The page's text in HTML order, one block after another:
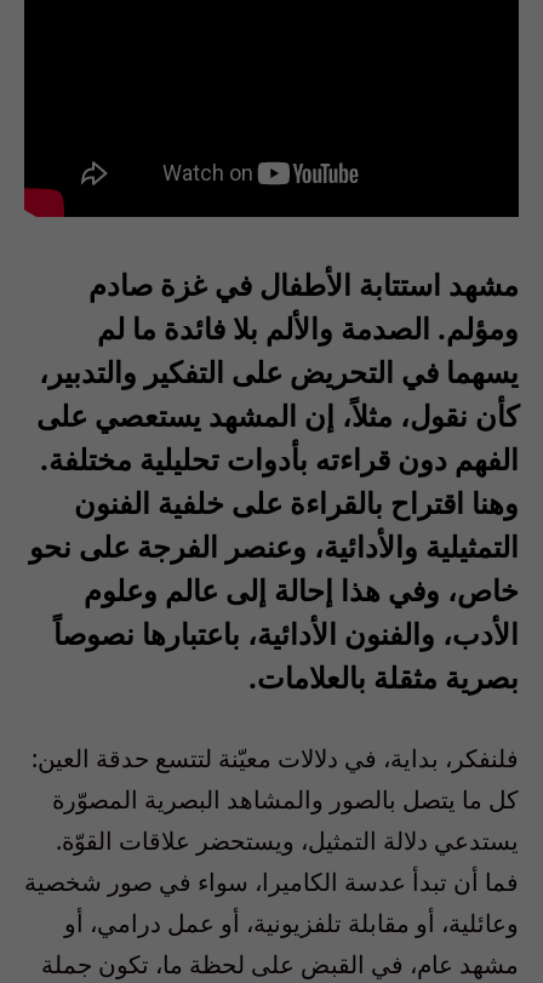
مشهد استتابة الأطفال في غزة صادم
ومؤلم. الصدمة والألم بلا فائدة ما لم
يسهما في التحريض على التفكير والتدبير،
كأن نقول، مثلاً، إن المشهد يستعصي على
الفهم دون قراءته بأدوات تحليلية مختلفة.
وهنا اقتراح بالقراءة على خلفية الفنون
التمثيلية والأدائية، وعنصر الفرجة على نحو
خاص، وفي هذا إحالة إلى عالم وعلوم
الأدب، والفنون الأدائية، باعتبارها نصوصاً
بصرية مثقلة بالعلامات.
فلنفكر، بداية، في دلالات معيّنة لتتسع حدقة العين:
كل ما يتصل بالصور والمشاهد البصرية المصوّرة
يستدعي دلالة التمثيل، ويستحضر علاقات القوّة.
فما أن تبدأ عدسة الكاميرا، سواء في صور شخصية
وعائلية، أو مقابلة تلفزيونية، أو عمل درامي، أو
مشهد عام، في القبض على لحظة ما، تكون جملة